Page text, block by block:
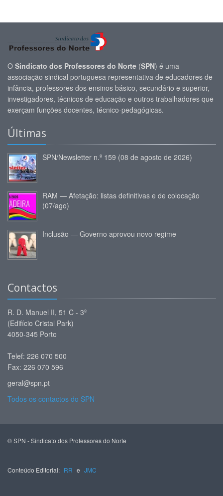
O Sindicato dos Professores do Norte (SPN) é uma
associação sindical portuguesa representativa de educadores de
infância, professores dos ensinos básico, secundário e superior,
investigadores, técnicos de educação e outros trabalhadores que
exerçam funções docentes, técnico-pedagógicas.
Últimas
SPN/Newsletter n.º 159 (08 de agosto de 2026)
RAM — Afetação: listas definitivas e de colocação
(07/ago)
Inclusão — Governo aprovou novo regime
Contactos
R. D. Manuel II, 51 C - 3º
(Edifício Cristal Park)
4050-345 Porto
Telef: 226 070 500
Fax: 226 070 596
geral@spn.pt
Todos os contactos do SPN
© SPN - Sindicato dos Professores do Norte
Conteúdo Editorial: RR e JMC